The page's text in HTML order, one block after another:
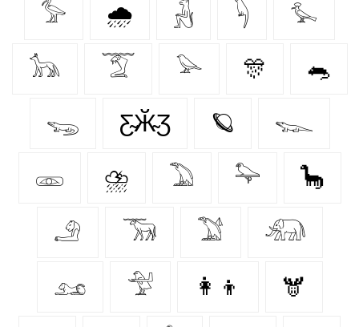
𓅞 🌧️ 𓃻 𓆐 𓅙
𓃥 𓄆 𓅪 🎊 🐀
𓆌 Ƹ̴Ӂ̴Ʒ 🪐 𓆊
𓁽 ⛈️ 𓅐 𓅍 🦕
𓄂 𓃞 𓅑 𓃰
𓃭 𓅴 👩‍👦 🫎